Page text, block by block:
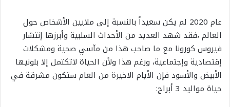
عام 2020 لم يكن سعيداً بالنسبة إلى ملايين الأشخاص حول
العالم ،فقد شهد العديد من الأحداث السلبية وأبرزها إنتشار
فيروس كورونا مع ما صاحب هذا من مآسي صحية ومشكلات
إقتصادية وإجتماعية، ورغم هذا ولأن الحياة لاتكتمل إلا بلونيها
الأبيض والأسود فإن الأيام الاخيرة من العام ستكون مشرقة في
حياة مواليد 3 أبراج: